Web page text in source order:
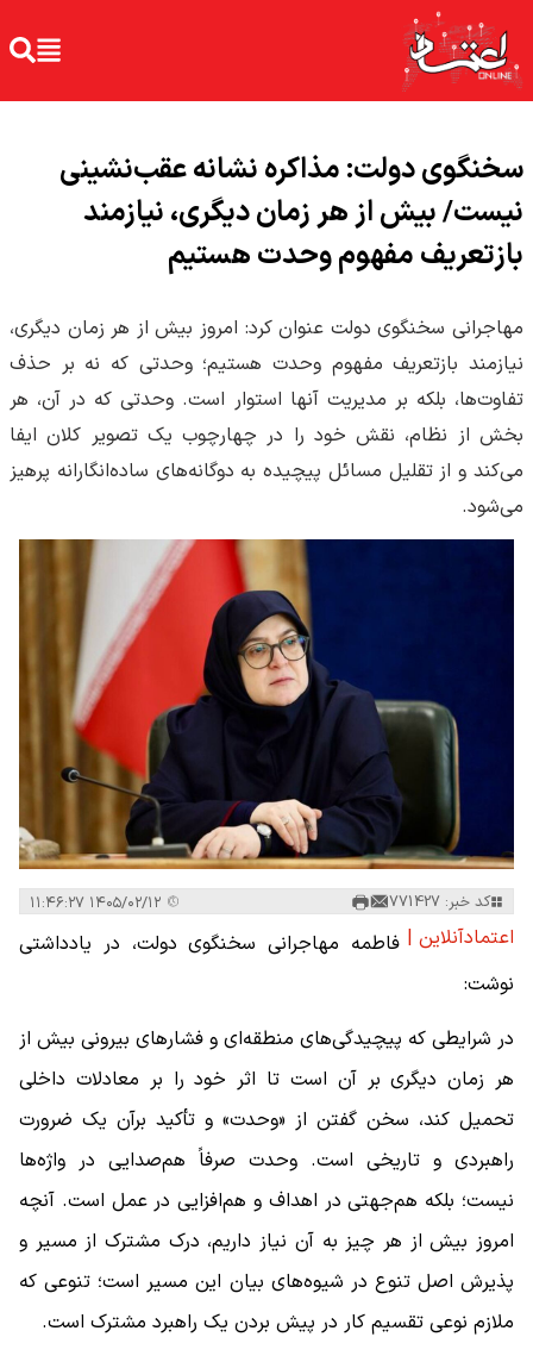
سخنگوی دولت: مذاکره نشانه عقب‌نشینی
نیست/ بیش از هر زمان دیگری، نیازمند
بازتعریف مفهوم وحدت هستیم
مهاجرانی سخنگوی دولت عنوان کرد: امروز بیش از هر زمان دیگری،
نیازمند بازتعریف مفهوم وحدت هستیم؛ وحدتی که نه بر حذف
تفاوت‌ها، بلکه بر مدیریت آنها استوار است. وحدتی که در آن، هر
بخش از نظام، نقش خود را در چهارچوب یک تصویر کلان ایفا
می‌کند و از تقلیل مسائل پیچیده به دوگانه‌های ساده‌انگارانه پرهیز
می‌شود.
کد خبر: 771427
اعتمادآنلاین | فاطمه مهاجرانی سخنگوی دولت، در یادداشتی
نوشت:
در شرایطی که پیچیدگی‌های منطقه‌ای و فشارهای بیرونی بیش از
هر زمان دیگری بر آن است تا اثر خود را بر معادلات داخلی
تحمیل ‌کند، سخن گفتن از «وحدت» و تأکید برآن یک ضرورت
راهبردی و تاریخی است. وحدت صرفاً هم‌صدایی در واژه‌ها
نیست؛ بلکه هم‌جهتی در اهداف و هم‌افزایی در عمل است. آنچه
امروز بیش از هر چیز به آن نیاز داریم، درک مشترک از مسیر و
پذیرش اصل تنوع در شیوه‌های بیان این مسیر است؛ تنوعی که
ملازم نوعی تقسیم کار در پیش بردن یک راهبرد مشترک است.